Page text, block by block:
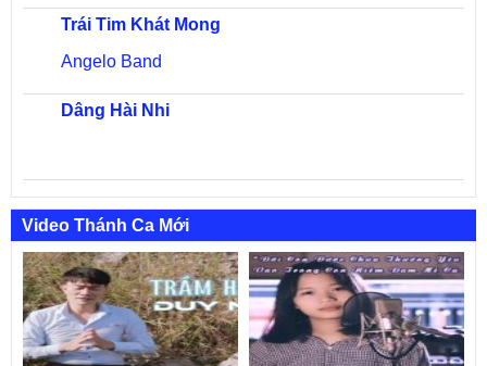
Trái Tim Khát Mong
Angelo Band
Dâng Hài Nhi
Video Thánh Ca Mới